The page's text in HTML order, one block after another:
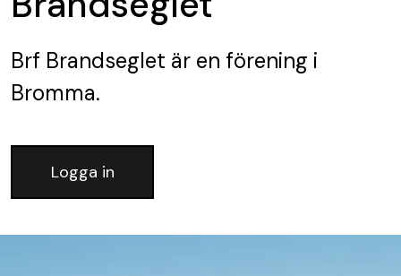
Brf Brandseglet är en förening i
Bromma.
Logga in